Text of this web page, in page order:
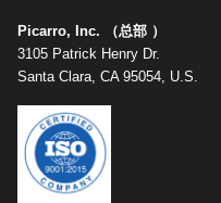
Picarro, Inc. （总部 ）
3105 Patrick Henry Dr.
Santa Clara, CA 95054, U.S.